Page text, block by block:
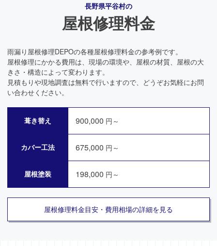
長野県平谷村の
屋根修理料金
雨漏り屋根修理DEPOの各種屋根修理料金の参考例です。
屋根修理にかかる費用は、現場の環境や、屋根の材質、屋根の大
きさ・構造によって変わります。
見積もりや現地調査は無料で行いますので、どうぞお気軽にお問
い合わせください。
葺き替え 900,000 円～
カバー工法 675,000 円～
屋根塗装 198,000 円～
屋根修理料金目安・費用相場の詳細を見る